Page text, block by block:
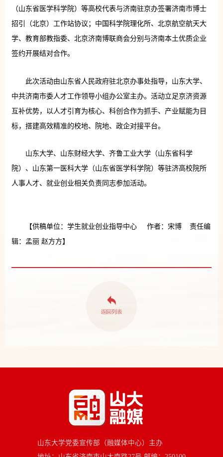
（山东省医学科学院）等高校代表与济南驻京办签署济南市博士
招引（北京）工作站协议；中国科学院理化所、北京航空航天大
学、教育部教指委、北京济南博联商会分别与济南本土优质企业
签约开展结对合作。
此次活动由山东省人民政府驻北京办事处指导，山东大学、
中共济南市委人才工作领导小组办公室主办。活动立足京济资源
互补优势，以人才引育为核心、科创合作为抓手、产业赋能为目
标，搭建高效精准的校地、院地、政企对接平台。
山东大学、山东财经大学、齐鲁工业大学（山东省科学
院）、山东第一医科大学（山东省医学科学院）等驻济高校院所
人事人才、就业创业相关负责同志参加活动。
【供稿单位：学生就业创业指导中心 作者：宋博 责任编
辑：孟丽 赵方方】
山东大学党委宣传部（融媒体中心）主办